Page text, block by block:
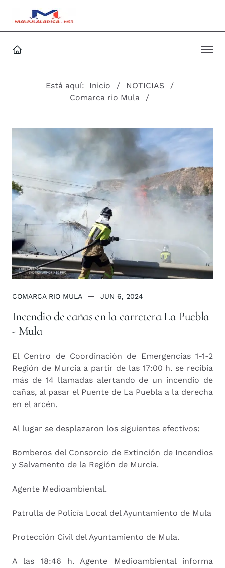
Está aquí: Inicio
NOTICIAS
Comarca rio Mula
COMARCA RIO MULA JUN 6, 2024
Incendio de cañas en la carretera La Puebla
- Mula
El Centro de Coordinación de Emergencias 1-1-2
Región de Murcia a partir de las 17:00 h. se recibía
más de 14 llamadas alertando de un incendio de
cañas, al pasar el Puente de La Puebla a la derecha
en el arcén.
Al lugar se desplazaron los siguientes efectivos:
Bomberos del Consorcio de Extinción de Incendios
y Salvamento de la Región de Murcia.
Agente Medioambiental.
Patrulla de Policía Local del Ayuntamiento de Mula
Protección Civil del Ayuntamiento de Mula.
A las 18:46 h. Agente Medioambiental informa